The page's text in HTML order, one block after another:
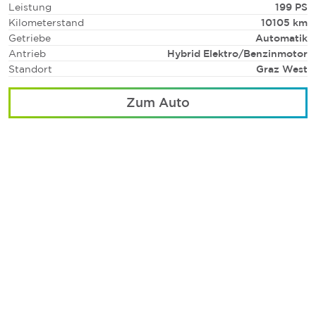
Leistung
199 PS
Kilometerstand
10105 km
Getriebe
Automatik
Antrieb
Hybrid Elektro/Benzinmotor
Standort
Graz West
Zum Auto